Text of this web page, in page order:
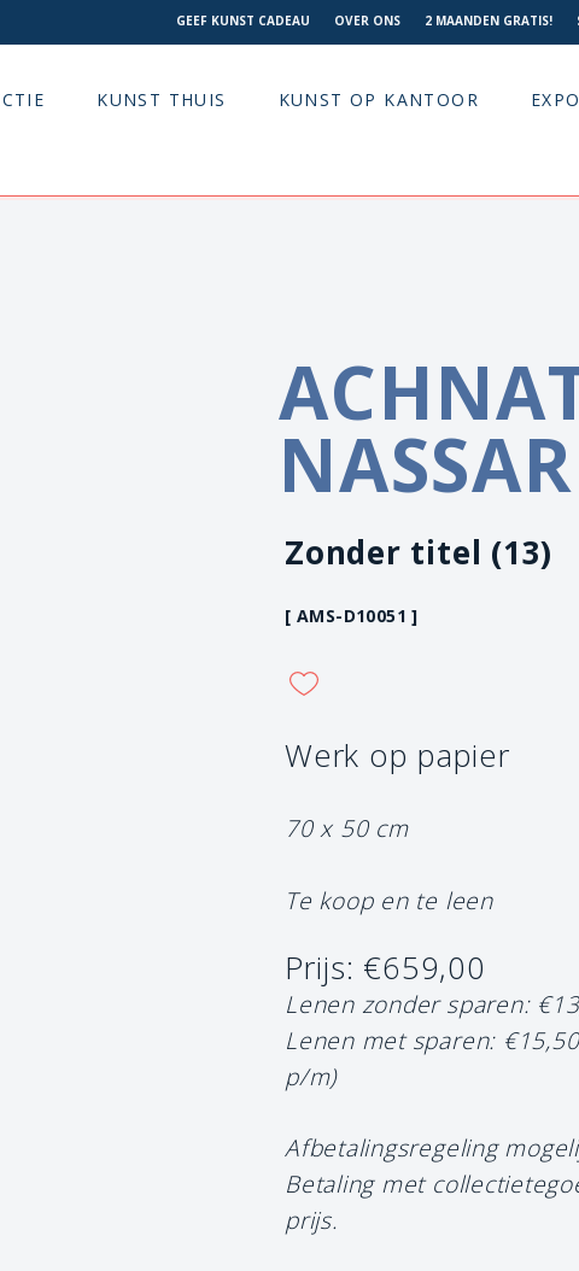
GEEF KUNST CADEAU OVER ONS 2 MAANDEN GRATIS!
KUNST THUIS KUNST OP KANTOOR
NASSAR
Zonder titel (13)
[ AMS-D10051 ]
Werk op papier
70 x 50 cm
Te koop en te leen
Prijs: €659,00
Lenen zonder sparen:
Lenen met sparen:
p/m)
Afbetalingsregeling
Betaling met
prijs.